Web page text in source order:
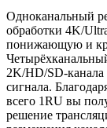
Одноканальный
обработки 4K/
понижающую и
2K/HD/SD-канала
сигнала.
всего 1RU вы
решение